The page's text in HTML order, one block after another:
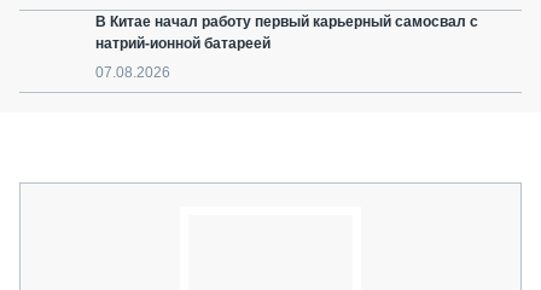
В Китае начал работу первый карьерный самосвал с
натрий-ионной батареей
07.08.2026